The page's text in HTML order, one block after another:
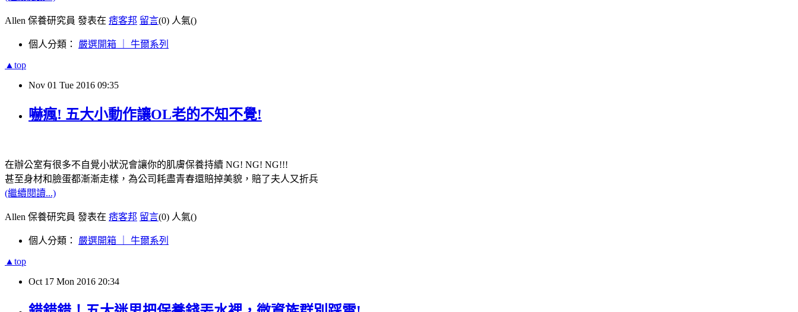
Allen 保養研究員 發表在 痞客邦 留言(0) 人氣()
個人分類： 嚴選開箱 ｜ 牛爾系列
▲top
Nov 01 Tue 2016 09:35
嚇瘋! 五大小動作讓OL老的不知不覺!
在辦公室有很多不自覺小狀況會讓你的肌膚保養持續 NG! NG! NG!!!
甚至身材和臉蛋都漸漸走樣，為公司耗盡青春還賠掉美貌，賠了夫人又折兵
(繼續閱讀...)
Allen 保養研究員 發表在 痞客邦 留言(0) 人氣()
個人分類： 嚴選開箱 ｜ 牛爾系列
▲top
Oct 17 Mon 2016 20:34